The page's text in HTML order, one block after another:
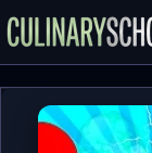
Red